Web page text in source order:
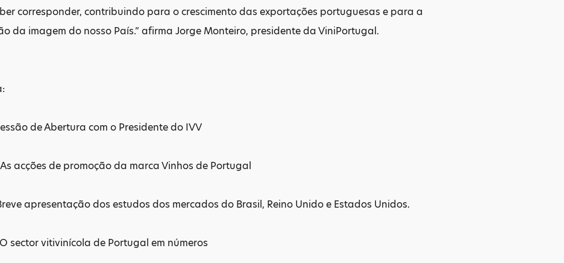
corresponder, contribuindo para o crescimento das exportações portuguesas e para a
da imagem do nosso País.” afirma Jorge Monteiro, presidente da ViniPortugal.
de Abertura com o Presidente do IVV
acções de promoção da marca Vinhos de Portugal
apresentação dos estudos dos mercados do Brasil, Reino Unido e Estados Unidos.
sector vitivinícola de Portugal em números